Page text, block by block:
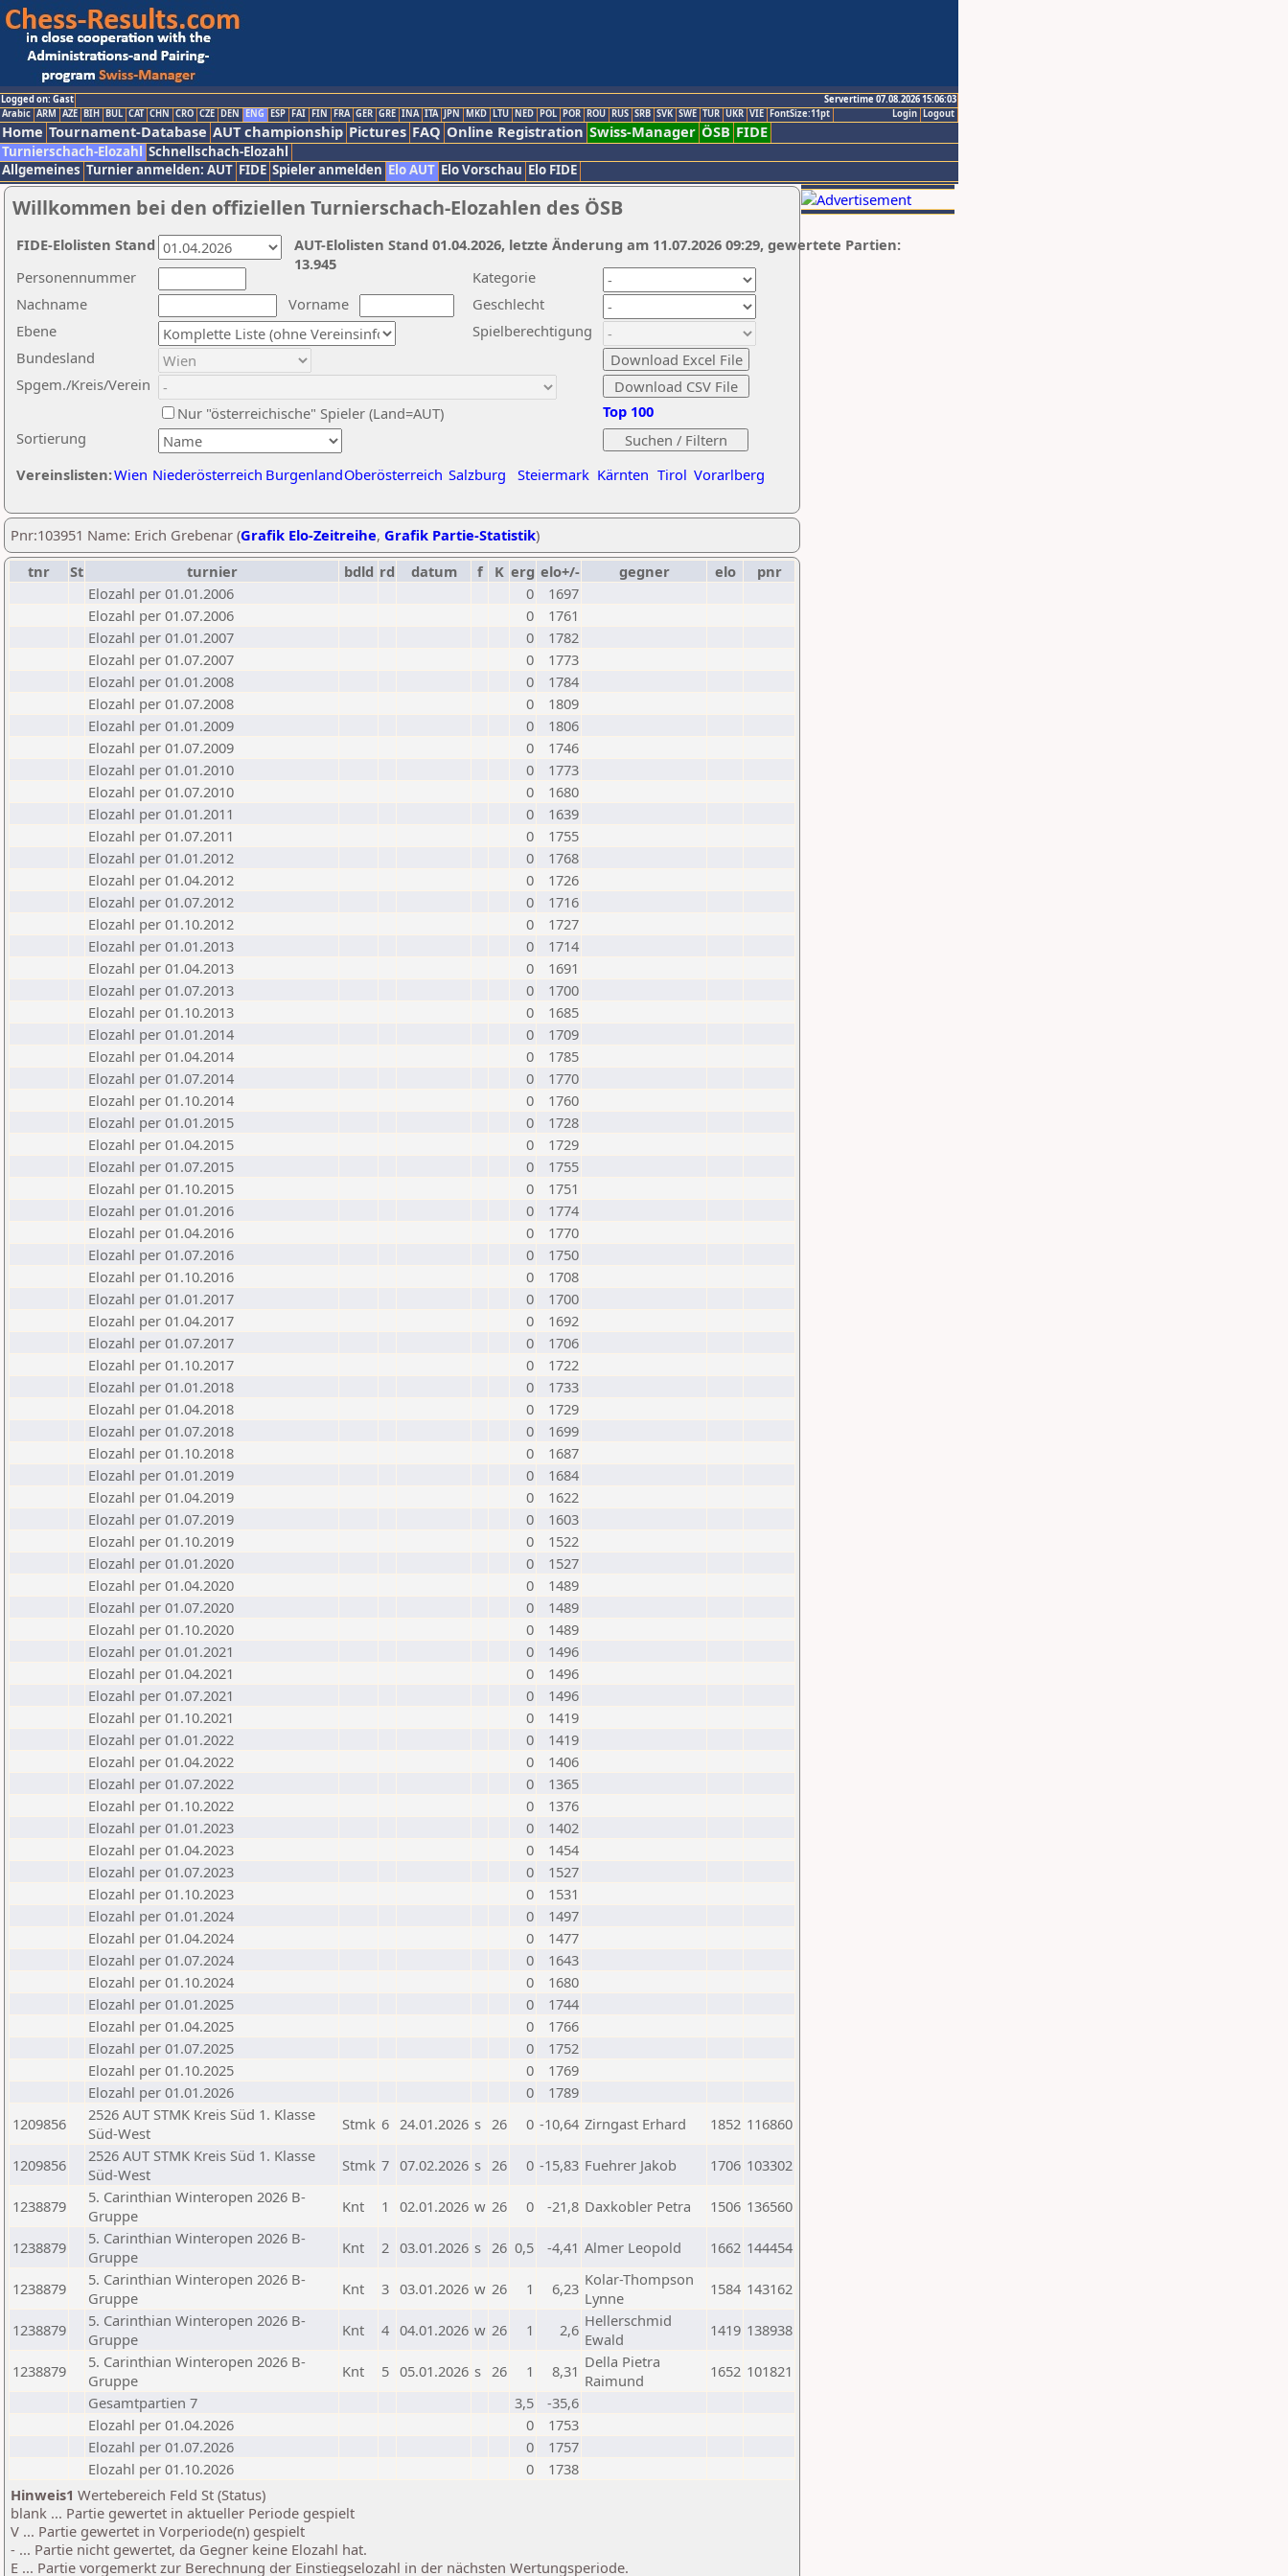
Logged on: Gast
Servertime 07.08.2026 15:06:03
Logout
Login
Arabic ARM AZE BIH BUL CAT CHN CRO CZE DEN ENG ESP FAI FIN FRA GER GRE INA ITA JPN MKD LTU NED POL POR ROU RUS SRB SVK SWE TUR UKR VIE FontSize:11pt
Home Tournament-Database AUT championship Pictures FAQ Online Registration Swiss-Manager ÖSB FIDE
Turnierschach-Elozahl Schnellschach-Elozahl
Allgemeines Turnier anmelden: AUT FIDE Spieler anmelden Elo AUT Elo Vorschau Elo FIDE
Willkommen bei den offiziellen Turnierschach-Elozahlen des ÖSB
Nachname
Vorname
Ebene
Kategorie
Sortierung
Personennummer
Bundesland
Spgem./Kreis/Verein
Geschlecht
Nur "österreichische" Spieler (Land=AUT)
Spielberechtigung
Vereinslisten:Wien Niederösterreich BurgenlandOberösterreich Salzburg Steiermark Kärnten Tirol Vorarlberg
Top 100
AUT-Elolisten Stand 01.04.2026, letzte Änderung am 11.07.2026 09:29, gewertete Partien:
13.945
FIDE-Elolisten Stand
Pnr:103951 Name: Erich Grebenar (Grafik Elo-Zeitreihe, Grafik Partie-Statistik)
tnr
St turnier bdld rd datum f K erg elo+/- gegner elo
pnr
Elozahl per 01.01.2006
0
1697
Elozahl per 01.07.2006
0
1761
Elozahl per 01.01.2007
0
1782
Elozahl per 01.07.2007
0
1773
Elozahl per 01.01.2008
0
1784
Elozahl per 01.07.2008
0
1809
Elozahl per 01.01.2009
0
1806
Elozahl per 01.07.2009
0
1746
Elozahl per 01.01.2010
0
1773
Elozahl per 01.07.2010
0
1680
Elozahl per 01.01.2011
0
1639
Elozahl per 01.07.2011
0
1755
Elozahl per 01.01.2012
0
1768
Elozahl per 01.04.2012
0
1726
Elozahl per 01.07.2012
0
1716
Elozahl per 01.10.2012
0
1727
Elozahl per 01.01.2013
0
1714
Elozahl per 01.04.2013
0
1691
Elozahl per 01.07.2013
0
1700
Elozahl per 01.10.2013
0
1685
Elozahl per 01.01.2014
0
1709
Elozahl per 01.04.2014
0
1785
Elozahl per 01.07.2014
0
1770
Elozahl per 01.10.2014
0
1760
Elozahl per 01.01.2015
0
1728
Elozahl per 01.04.2015
0
1729
Elozahl per 01.07.2015
0
1755
Elozahl per 01.10.2015
0
1751
Elozahl per 01.01.2016
0
1774
Elozahl per 01.04.2016
0
1770
Elozahl per 01.07.2016
0
1750
Elozahl per 01.10.2016
0
1708
Elozahl per 01.01.2017
0
1700
Elozahl per 01.04.2017
0
1692
Elozahl per 01.07.2017
0
1706
Elozahl per 01.10.2017
0
1722
Elozahl per 01.01.2018
0
1733
Elozahl per 01.04.2018
0
1729
Elozahl per 01.07.2018
0
1699
Elozahl per 01.10.2018
0
1687
Elozahl per 01.01.2019
0
1684
Elozahl per 01.04.2019
0
1622
Elozahl per 01.07.2019
0
1603
Elozahl per 01.10.2019
0
1522
Elozahl per 01.01.2020
0
1527
Elozahl per 01.04.2020
0
1489
Elozahl per 01.07.2020
0
1489
Elozahl per 01.10.2020
0
1489
Elozahl per 01.01.2021
0
1496
Elozahl per 01.04.2021
0
1496
Elozahl per 01.07.2021
0
1496
Elozahl per 01.10.2021
0
1419
Elozahl per 01.01.2022
0
1419
Elozahl per 01.04.2022
0
1406
Elozahl per 01.07.2022
0
1365
Elozahl per 01.10.2022
0
1376
Elozahl per 01.01.2023
0
1402
Elozahl per 01.04.2023
0
1454
Elozahl per 01.07.2023
0
1527
Elozahl per 01.10.2023
0
1531
Elozahl per 01.01.2024
0
1497
Elozahl per 01.04.2024
0
1477
Elozahl per 01.07.2024
0
1643
Elozahl per 01.10.2024
0
1680
Elozahl per 01.01.2025
0
1744
Elozahl per 01.04.2025
0
1766
Elozahl per 01.07.2025
0
1752
Elozahl per 01.10.2025
0
1769
Elozahl per 01.01.2026
0
1789
1209856
2526 AUT STMK Kreis Süd 1. Klasse
Süd-West
Stmk 6 24.01.2026 s 26 0 -10,64 Zirngast Erhard 1852 116860
1209856
2526 AUT STMK Kreis Süd 1. Klasse
Süd-West
Stmk 7 07.02.2026 s 26 0 -15,83 Fuehrer Jakob 1706 103302
1238879
5. Carinthian Winteropen 2026 B-
Gruppe
Knt 1 02.01.2026 w 26 0 -21,8 Daxkobler Petra 1506 136560
1238879
5. Carinthian Winteropen 2026 B-
Gruppe
Knt 2 03.01.2026 s 26 0,5 -4,41 Almer Leopold 1662 144454
1238879
5. Carinthian Winteropen 2026 B-
Gruppe
Knt 3 03.01.2026 w 26 1 6,23 Kolar-Thompson
Lynne
1584 143162
1238879
5. Carinthian Winteropen 2026 B-
Gruppe
Knt 4 04.01.2026 w 26 1 2,6 Hellerschmid
Ewald
1419 138938
1238879
5. Carinthian Winteropen 2026 B-
Gruppe
Knt 5 05.01.2026 s 26 1 8,31 Della Pietra
Raimund
1652 101821
Gesamtpartien 7
3,5
-35,6
Elozahl per 01.04.2026
0
1753
Elozahl per 01.07.2026
0
1757
Elozahl per 01.10.2026
0
1738
Hinweis1 Wertebereich Feld St (Status)
blank ... Partie gewertet in aktueller Periode gespielt
V ... Partie gewertet in Vorperiode(n) gespielt
- ... Partie nicht gewertet, da Gegner keine Elozahl hat.
E ... Partie vorgemerkt zur Berechnung der Einstiegselozahl in der nächsten Wertungsperiode.